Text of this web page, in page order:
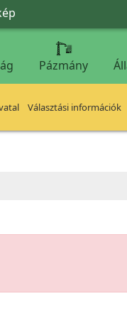
Pázmány
Választási információk